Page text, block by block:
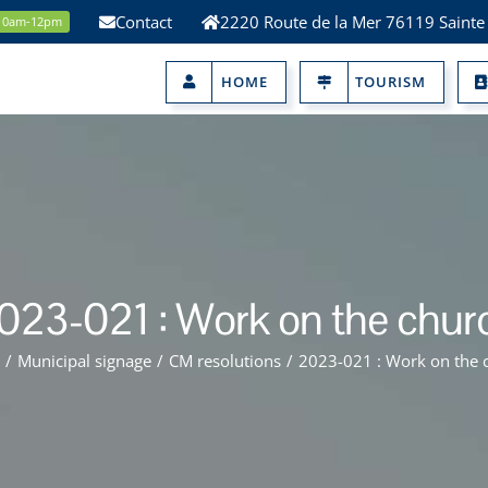
12pm Contact 2220 Route de la Mer 76119
HOME TOURISM
021 : Work on the
/ Municipal signage / CM resolutions / 2023-021 : Work on the